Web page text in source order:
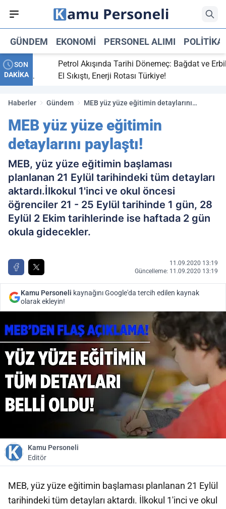
GÜNDEM EKONOMI PERSONEL ALIMI POLITIKA
SON
DAKİKA
maç
Petrol Akışında Tarihi Dönemeç: Bağdat ve Erbil
El Sıkıştı, Enerji Rotası Türkiye!
Haberler Gündem
MEB yüz yüze eğitimin detaylarını
MEB yüz yüze eğitimin
detaylarını paylaştı!
MEB, yüz yüze eğitimin başlaması
planlanan 21 Eylül tarihindeki tüm detayları
aktardı.İlkokul 1'inci ve okul öncesi
öğrenciler 21 - 25 Eylül tarihinde 1 gün, 28
Eylül 2 Ekim tarihlerinde ise haftada 2 gün
okula gidecekler.
11.09.2020 13:19
Güncelleme: 11.09.2020 13:19
Kamu Personeli kaynağını Google'da tercih edilen kaynak
olarak ekleyin!
Kamu Personeli
Editör
MEB, yüz yüze eğitimin başlaması planlanan 21 Eylül
tarihindeki tüm detayları aktardı. İlkokul 1'inci ve okul